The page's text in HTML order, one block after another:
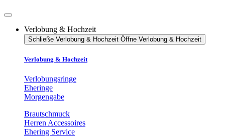
Verlobung & Hochzeit
Schließe Verlobung & Hochzeit Öffne Verlobung & Hochzeit
Verlobung & Hochzeit
Verlobungsringe
Eheringe
Morgengabe
Brautschmuck
Herren Accessoires
Ehering Service